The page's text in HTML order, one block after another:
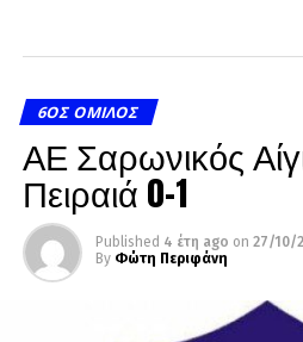
6ΟΣ ΌΜΙΛΟΣ
ΑΕ Σαρωνικός
Πειραιά 0-1
Published 4 έτη ago on 27/10/
By Φώτη Περιφάνη